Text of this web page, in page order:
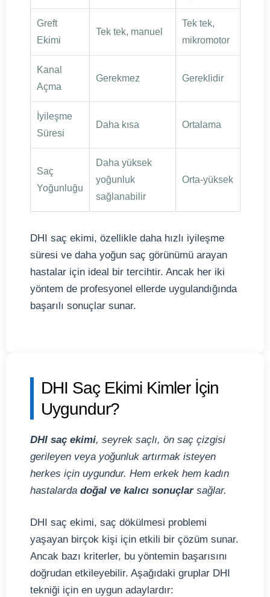
Greft
Ekimi
Tek tek, manuel
Tek tek,
mikromotor
Kanal
Açma
Gerekmez Gereklidir
İyileşme
Süresi
Daha kısa Ortalama
Saç
Yoğunluğu
Daha yüksek
yoğunluk
sağlanabilir
Orta-yüksek
DHI saç ekimi, özellikle daha hızlı iyileşme
süresi ve daha yoğun saç görünümü arayan
hastalar için ideal bir tercihtir. Ancak her iki
yöntem de profesyonel ellerde uygulandığında
başarılı sonuçlar sunar.
DHI Saç Ekimi Kimler İçin
Uygundur?
DHI saç ekimi, seyrek saçlı, ön saç çizgisi
gerileyen veya yoğunluk artırmak isteyen
herkes için uygundur. Hem erkek hem kadın
hastalarda doğal ve kalıcı sonuçlarsağlar.
DHI saç ekimi, saç dökülmesi problemi
yaşayan birçok kişi için etkili bir çözüm sunar.
Ancak bazı kriterler, bu yöntemin başarısını
doğrudan etkileyebilir. Aşağıdaki gruplar DHI
tekniği için en uygun adaylardır: